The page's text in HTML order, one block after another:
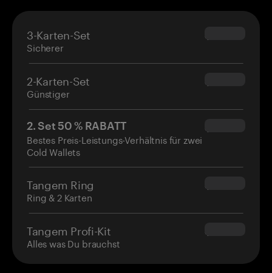
3-Karten-Set
Sicherer
$69.90
2-Karten-Set
Günstiger
$54.90
2. Set 50 % RABATT
Bestes Preis-Leistungs-Verhältnis für zwei
Cold Wallets
$34.95
Tangem Ring
Ring & 2 Karten
$160.00
Tangem Profi-Kit
Alles was Du brauchst
$180.00